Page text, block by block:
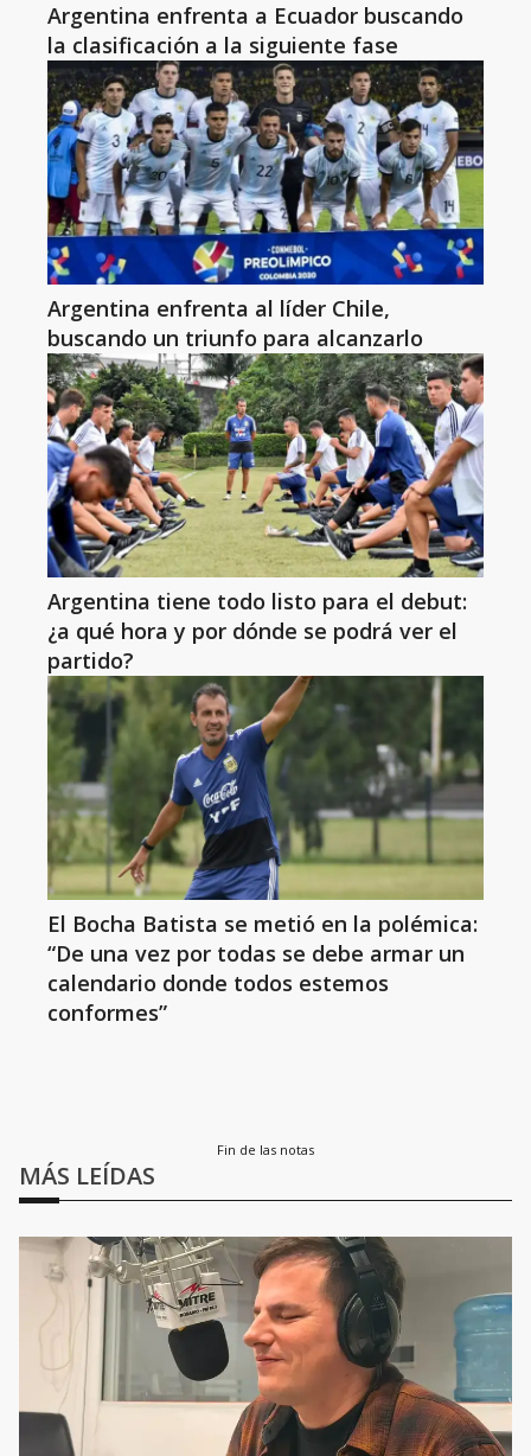
Argentina enfrenta a Ecuador buscando
la clasificación a la siguiente fase
Argentina enfrenta al líder Chile,
buscando un triunfo para alcanzarlo
Argentina tiene todo listo para el debut:
¿a qué hora y por dónde se podrá ver el
partido?
El Bocha Batista se metió en la polémica:
“De una vez por todas se debe armar un
calendario donde todos estemos
conformes”
Fin de las notas
MÁS LEÍDAS